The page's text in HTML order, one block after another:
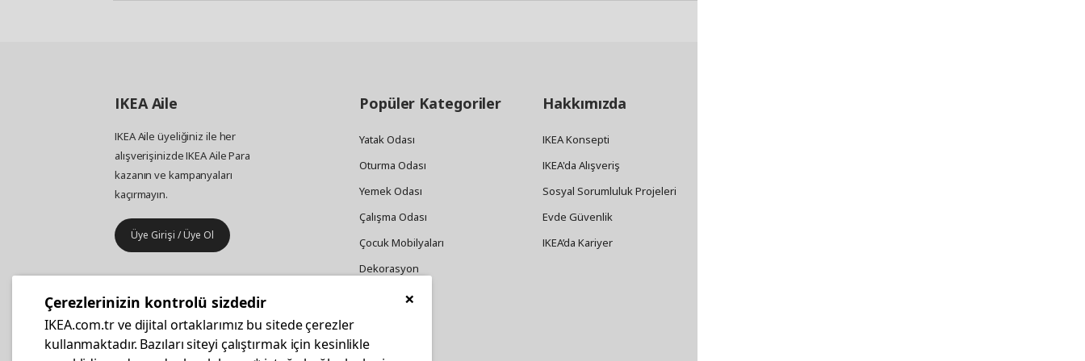
IKEAAile
IKEA Aile üyeliğiniz ile her
alışverişinizde IKEA Aile Para
kazanın ve kampanyaları
kaçırmayın.
Üye Girişi / Üye Ol
İş yeri mobilya ve aksesuar
alışverişleriniz IKEA Kurumsal Kart
Popüler Kategoriler
Yatak Odası
Oturma Odası
Yemek Odası
Çalışma Odası
Çocuk Mobilyaları
Dekorasyon
Züccaciye
Hakkımızda
IKEA Konsepti
IKEA'da Alışveriş
Sosyal Sorumluluk Projeleri
Evde Güvenlik
IKEA’da Kariyer
×
Çerezlerinizin kontrolü sizdedir
IKEA.com.tr ve dijital ortaklarımız bu sitede çerezler
kullanmaktadır. Bazıları siteyi çalıştırmak için kesinlikle